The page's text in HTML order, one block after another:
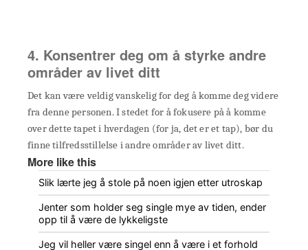
4. Konsentrer deg om å styrke andre
områder av livet ditt
Det kan være veldig vanskelig for deg å komme deg videre
fra denne personen. I stedet for å fokusere på å komme
over dette tapet i hverdagen (for ja, det er et tap), bør du
finne tilfredsstillelse i andre områder av livet ditt.
More like this
Slik lærte jeg å stole på noen igjen etter utroskap
Jenter som holder seg single mye av tiden, ender
opp til å være de lykkeligste
Jeg vil heller være singel enn å være i et forhold